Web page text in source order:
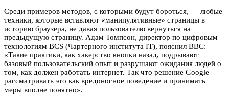
Среди примеров методов, с которыми будут бороться, — любые
техники, которые вставляют «манипулятивные» страницы в
историю браузера, не давая пользователю вернуться на
предыдущую страницу. Адам Томпсон, директор по цифровым
технологиям BCS (Чартерного института IT), пояснил BBC:
«Такие практики, как хакерство кнопки назад, подрывают
базовый пользовательский опыт и разрушают ожидания людей о
том, как должен работать интернет. Так что решение Google
рассматривать это как вредоносное поведение и принимать
меры вполне понятно».